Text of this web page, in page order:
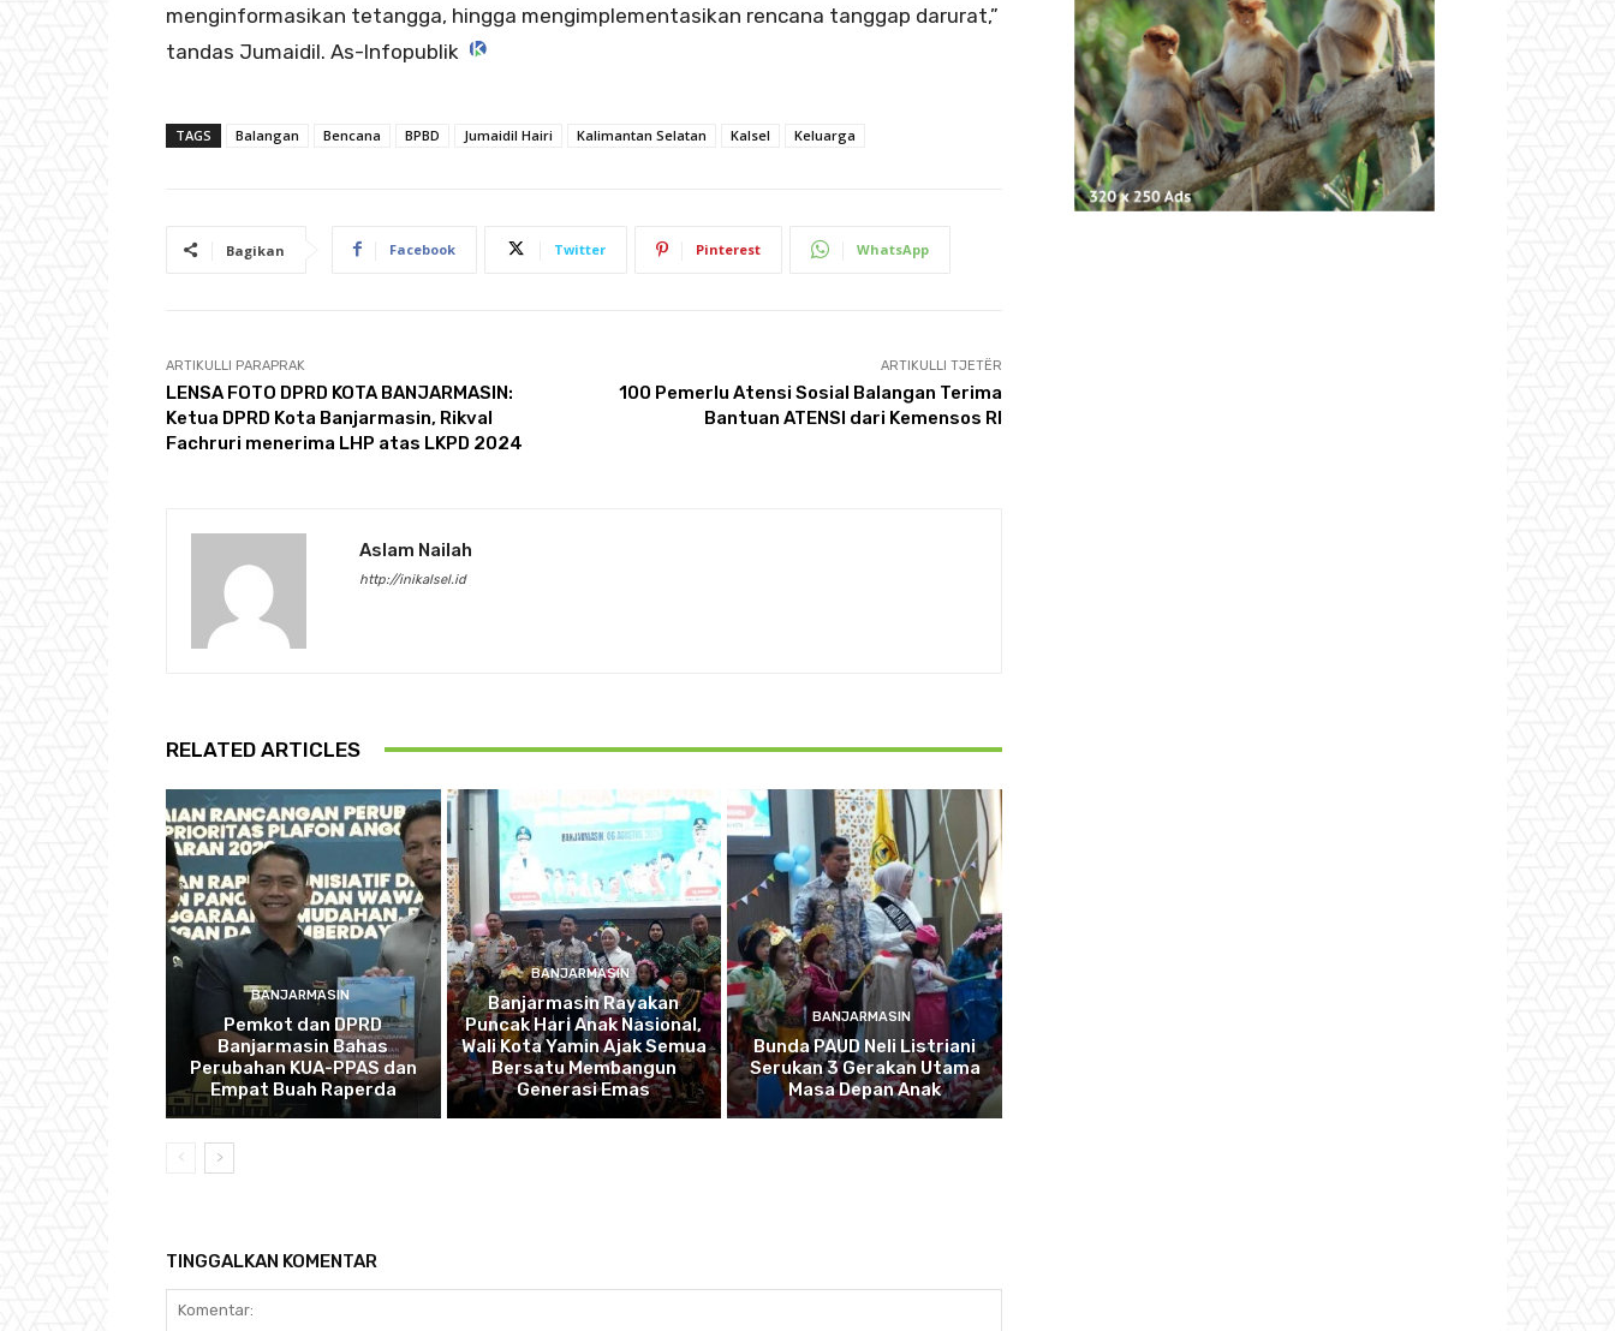
menginformasikan tetangga, hingga mengimplementasikan rencana tanggap darurat,”
tandas Jumaidil. As-Infopublik
TAGS Balangan Bencana BPBD Jumaidil Hairi Kalimantan Selatan Kalsel Keluarga
Bagikan Facebook Twitter Pinterest WhatsApp
ARTIKULLI PARAPRAK
LENSA FOTO DPRD KOTA BANJARMASIN:
Ketua DPRD Kota Banjarmasin, Rikval
Fachruri menerima LHP atas LKPD 2024
ARTIKULLI TJETËR
100 Pemerlu Atensi Sosial Balangan Terima
Bantuan ATENSI dari Kemensos RI
Aslam Nailah
http://inikalsel.id
RELATED ARTICLES
BANJARMASIN
Pemkot dan DPRD
Banjarmasin Bahas
Perubahan KUA-PPAS dan
Empat Buah Raperda
BANJARMASIN
Banjarmasin Rayakan
Puncak Hari Anak Nasional,
Wali Kota Yamin Ajak Semua
Bersatu Membangun
Generasi Emas
BANJARMASIN
Bunda PAUD Neli Listriani
Serukan 3 Gerakan Utama
Masa Depan Anak
TINGGALKAN KOMENTAR